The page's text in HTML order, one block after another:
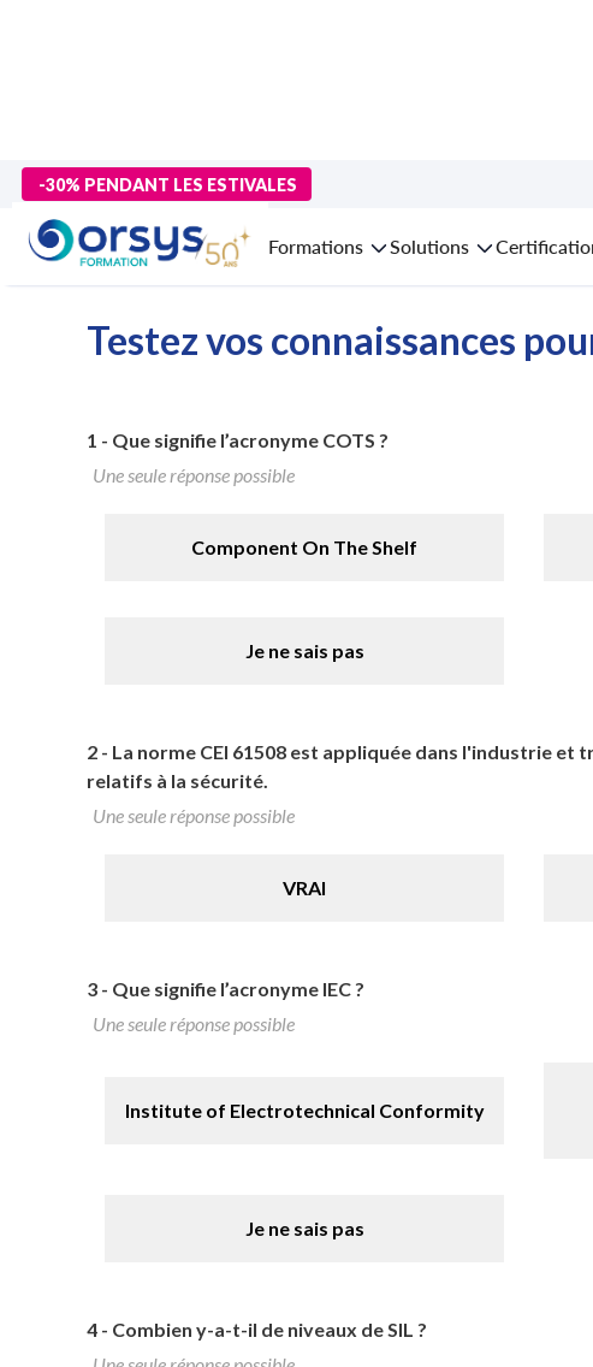
-30% PENDANT LES ESTIVALES
Formations Solutions
>Formations >Technologies numériques
Formation
Testez vos connaissances
1 - Que signifie l’acronyme COTS ?
Une seule réponse possible
Component On The Shelf
Je ne sais pas
2 - La norme CEI 61508 est appliquée dans l'industrie
relatifs à la sécurité.
Une seule réponse possible
VRAI
3 - Que signifie l’acronyme IEC ?
Une seule réponse possible
Institute of Electrotechnical Conformity
Je ne sais pas
4 - Combien y-a-t-il de niveaux de SIL ?